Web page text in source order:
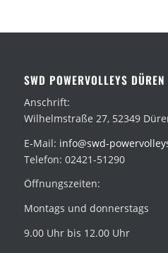
SWD POWERVOLLEYS DÜREN
Anschrift:
Wilhelmstraße 27, 52349
E-Mail: info@swd-
Telefon: 02421-51290
Öffnungszeiten:
Montags und donnerstags
9.00 Uhr bis 12.00 Uhr